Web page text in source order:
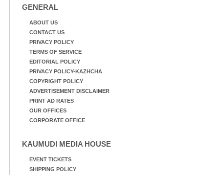
GENERAL
ABOUT US
CONTACT US
PRIVACY POLICY
TERMS OF SERVICE
EDITORIAL POLICY
PRIVACY POLICY-KAZHCHA
COPYRIGHT POLICY
ADVERTISEMENT DISCLAIMER
PRINT AD RATES
OUR OFFICES
CORPORATE OFFICE
KAUMUDI MEDIA HOUSE
EVENT TICKETS
SHIPPING POLICY